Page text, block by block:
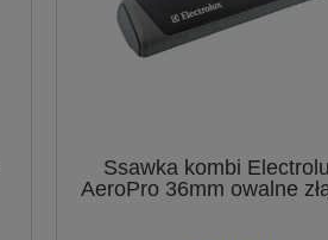
Ssawka kombi
AeroPro 36mm owalne